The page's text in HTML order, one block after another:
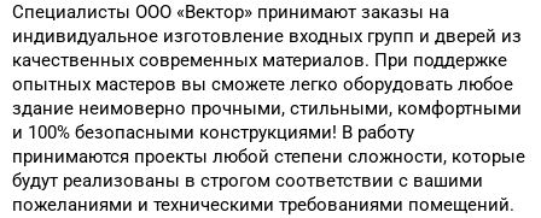
Специалисты ООО «Вектор» принимают заказы на
индивидуальное изготовление входных групп и дверей из
качественных современных материалов. При поддержке
опытных мастеров вы сможете легко оборудовать любое
здание неимоверно прочными, стильными, комфортными
и 100% безопасными конструкциями! В работу
принимаются проекты любой степени сложности, которые
будут реализованы в строгом соответствии с вашими
пожеланиями и техническими требованиями помещений.